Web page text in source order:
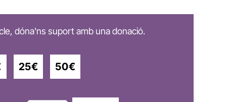
dóna'ns suport amb una donació.
25€ 50€